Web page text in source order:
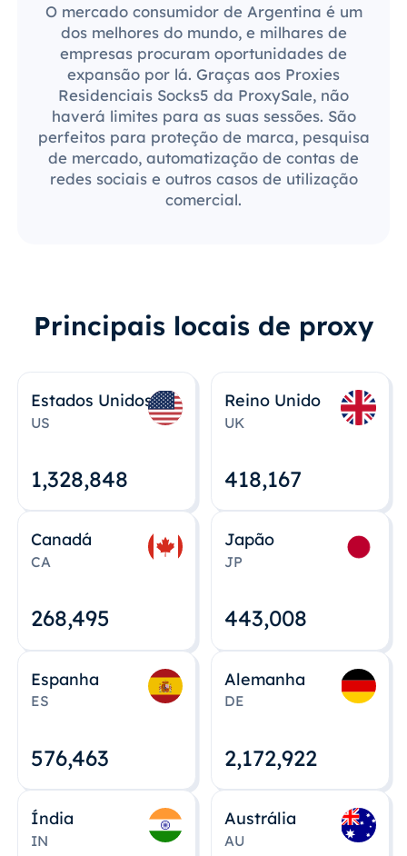
O mercado consumidor de Argentina é um
dos melhores do mundo, e milhares de
empresas procuram oportunidades de
expansão por lá. Graças aos Proxies
Residenciais Socks5 da ProxySale, não
haverá limites para as suas sessões. São
perfeitos para proteção de marca, pesquisa
de mercado, automatização de contas de
redes sociais e outros casos de utilização
comercial.
Principais locais de proxy
Estados Unidos
US
1,328,848
Reino Unido
UK
418,167
Canadá
CA
268,495
Japão
JP
443,008
Espanha
ES
576,463
Alemanha
DE
2,172,922
Índia
IN
Austrália
AU